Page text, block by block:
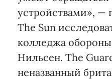
устройствами», —
The Sun
колледжа
Нильсен. The
неназванный